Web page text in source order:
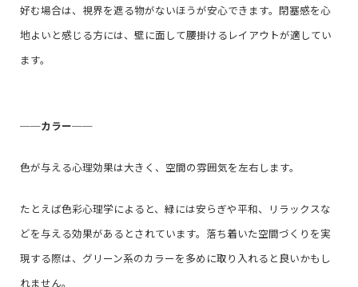
好む場合は、視界を遮る物がないほうが安心できます。閉塞感を心
地よいと感じる方には、壁に面して腰掛けるレイアウトが適してい
ます。
──カラー──
色が与える心理効果は大きく、空間の雰囲気を左右します。
たとえば色彩心理学によると、緑には安らぎや平和、リラックスな
どを与える効果があるとされています。落ち着いた空間づくりを実
現する際は、グリーン系のカラーを多めに取り入れると良いかもし
れません。